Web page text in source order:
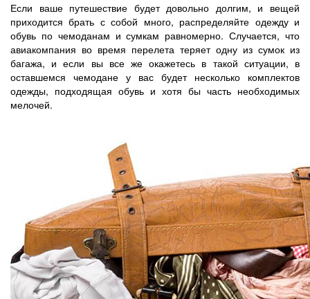
Если ваше путешествие будет довольно долгим, и вещей
приходится брать с собой много, распределяйте одежду и
обувь по чемоданам и сумкам равномерно. Случается, что
авиакомпания во время перелета теряет одну из сумок из
багажа, и если вы все же окажетесь в такой ситуации, в
оставшемся чемодане у вас будет несколько комплектов
одежды, подходящая обувь и хотя бы часть необходимых
мелочей.